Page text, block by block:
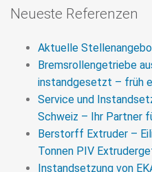
Neueste Referenzen
Aktuelle
Bremsrollengetriebe
instandgesetzt – früh
Service und
Schweiz – Ihr Partner
Berstorff Extruder –
Tonnen PIV
Instandsetzung von